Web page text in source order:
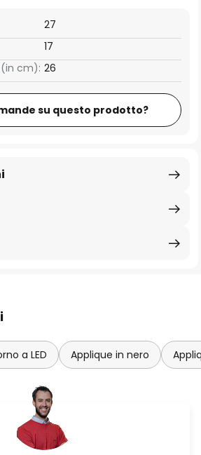
17
27
cm): 26
su questo prodotto?
a LED Applique in nero